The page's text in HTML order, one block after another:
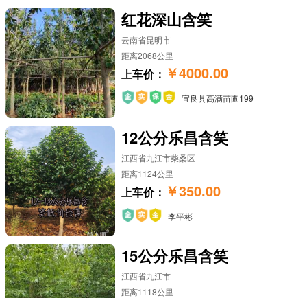
红花深山含笑
云南省昆明市
距离2068公里
上车价： ￥4000.00
宜良县高满苗圃199
12公分乐昌含笑
江西省九江市柴桑区
距离1124公里
上车价： ￥350.00
李平彬
15公分乐昌含笑
江西省九江市
距离1118公里